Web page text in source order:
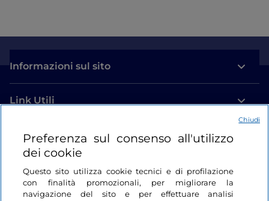
Informazioni sul sito
Link Utili
Login
Restiamo in contatto
Preferenza sul consenso all'utilizzo
dei cookie
Questo sito utilizza cookie tecnici e di profilazione
con finalità promozionali, per migliorare la
navigazione del sito e per effettuare analisi
Chiudi